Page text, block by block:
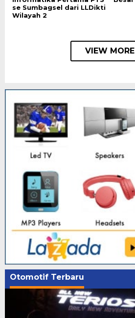
se Sumbagsel dari LLDikti
Wilayah 2
VIEW MORE
Otomotif Terbaru